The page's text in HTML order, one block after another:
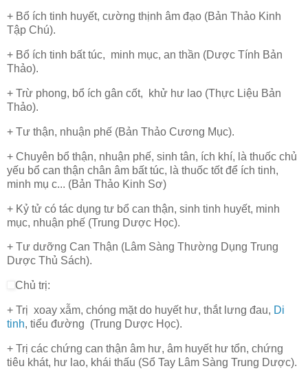
+ Bổ ích tinh huyết, cường thịnh âm đạo (Bản Thảo Kinh
Tập Chú).
+ Bổ ích tinh bất túc, minh mục, an thần (Dược Tính Bản
Thảo).
+ Trừ phong, bổ ích gân cốt, khử hư lao (Thực Liệu Bản
Thảo).
+ Tư thận, nhuận phế (Bản Thảo Cương Mục).
+ Chuyên bổ thận, nhuận phế, sinh tân, ích khí, là thuốc chủ
yếu bổ can thận chân âm bất túc, là thuốc tốt để ích tinh,
minh mụ c... (Bản Thảo Kinh Sơ)
+ Kỷ tử có tác dụng tư bổ can thận, sinh tinh huyết, minh
mục, nhuận phế (Trung Dược Học).
+ Tư dưỡng Can Thận (Lâm Sàng Thường Dụng Trung
Dược Thủ Sách).
Chủ trị:
+ Trị xoay xẫm, chóng mặt do huyết hư, thắt lưng đau, Di
tinh, tiểu đường (Trung Dược Học).
+ Trị các chứng can thận âm hư, âm huyết hư tổn, chứng
tiêu khát, hư lao, khái thấu (Sổ Tay Lâm Sàng Trung Dược).